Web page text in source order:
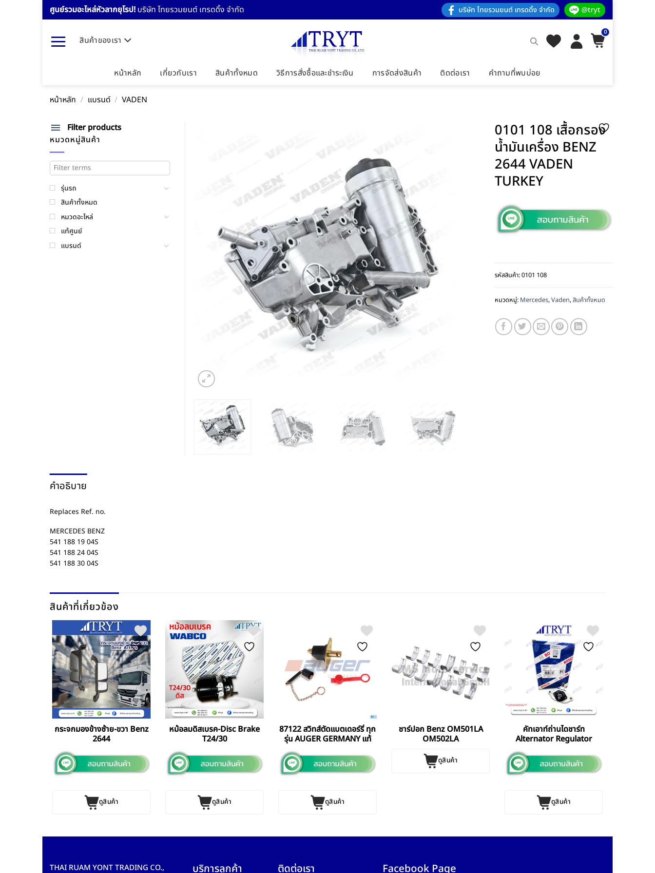
Skip
to
ศูนย์รวมอะไหล่หัวลากยุโรป! บริษัท ไทยรวมยนต์ เทรดดิ้ง จำกัด บริษัท ไทยรวมยนต์ เทรดดิ้ง จำกัด @tryt
สินค้าของเรา
0
หน้าหลัก เกี่ยวกับเรา สินค้าทั้งหมด วิธีการสั่งซื้อและชำระเงิน การจัดส่งสินค้า ติดต่อเรา คำถามที่พบบ่อย
หน้าหลัก / แบรนด์ / VADEN
0101 108 เสื้อกรอง
น้ำมันเครื่อง BENZ
2644 VADEN
TURKEY
รหัสสินค้า:0101 108
หมวดหมู่: Mercedes,Vaden,สินค้าทั้งหมด
Filter products
หมวดหมู่สินค้า
รุ่นรถ
สินค้าทั้งหมด
หมวดอะไหล่
แท้ศูนย์
แบรนด์
คำอธิบาย
Replaces Ref. no.
MERCEDES BENZ
541 188 19 04S
541 188 24 04S
541 188 30 04S
สินค้าที่เกี่ยวข้อง
กระจกมองข้างซ้าย-ขวา Benz
2644
ดูสินค้า
หม้อลมดิสเบรค-Disc Brake
T24/30
ดูสินค้า
87122 สวิทส์ตัดแบตเดอร์รี่ ทุก
รุ่น AUGER GERMANY แท้
ดูสินค้า
ชาร์ปอก Benz OM501LA
OM502LA
ดูสินค้า
คัทเอาท์ถ่านไดชาร์ท
Alternator Regulator
ดูสินค้า
THAI RUAM YONT TRADING CO., บริการลูกค้า ติดต่อเรา Facebook Page